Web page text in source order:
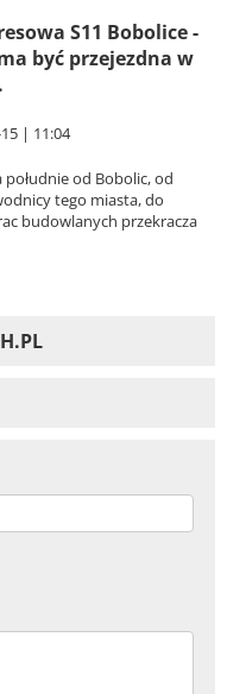
S11 Bobolice -
być przejezdna w
| 11:04
od Bobolic, od
tego miasta, do
budowlanych przekracza